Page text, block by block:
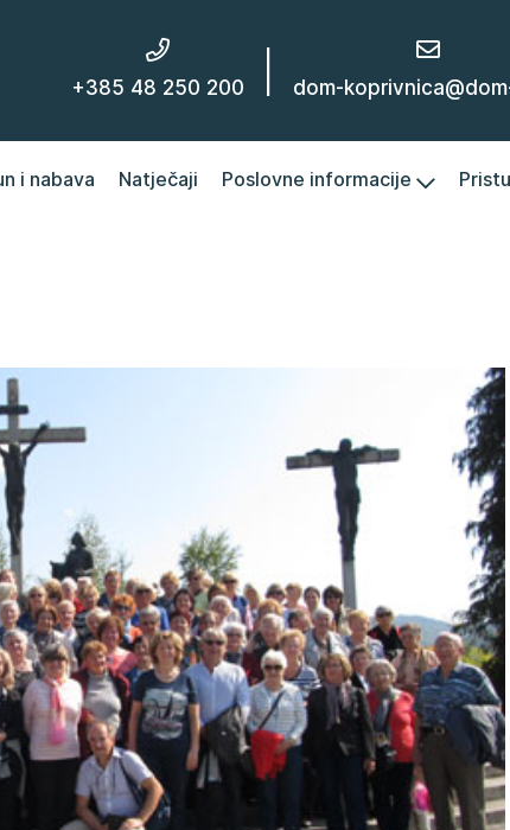
+385 48 250 200 dom-
i nabava Natječaji Poslovne informacije